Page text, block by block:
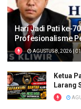
Hari Jadi Pati ke-
Profesionalisme
AGUSTUS 8, 2026 |
Ketua
Larang